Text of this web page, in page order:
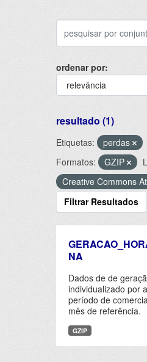
ordenar por
resultado (1)
Etiquetas: perdas
Formatos:
GZIP
Creative Commons
Filtrar Resultados
NA
Dados de de
individualizado por
período de
mês de referência.
GZIP